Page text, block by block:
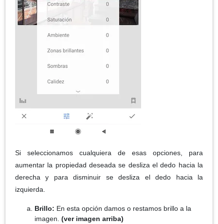
Si seleccionamos cualquiera de esas opciones, para
aumentar la propiedad deseada se desliza el dedo hacia la
derecha y para disminuir se desliza el dedo hacia la
izquierda.
Brillo: En esta opción damos o restamos brillo a la
imagen. (ver imagen arriba)